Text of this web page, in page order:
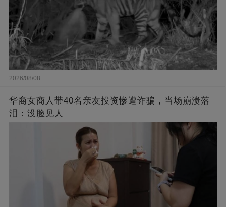
2026/08/08
华裔女商人带40名亲友投资惨遭诈骗，当场崩溃落
泪：没脸见人